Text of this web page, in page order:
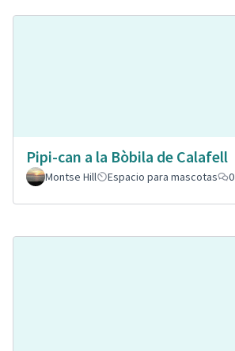
Pipi-can a la Bòbila de Calafell
Montse Hill
Espacio para mascotas 0